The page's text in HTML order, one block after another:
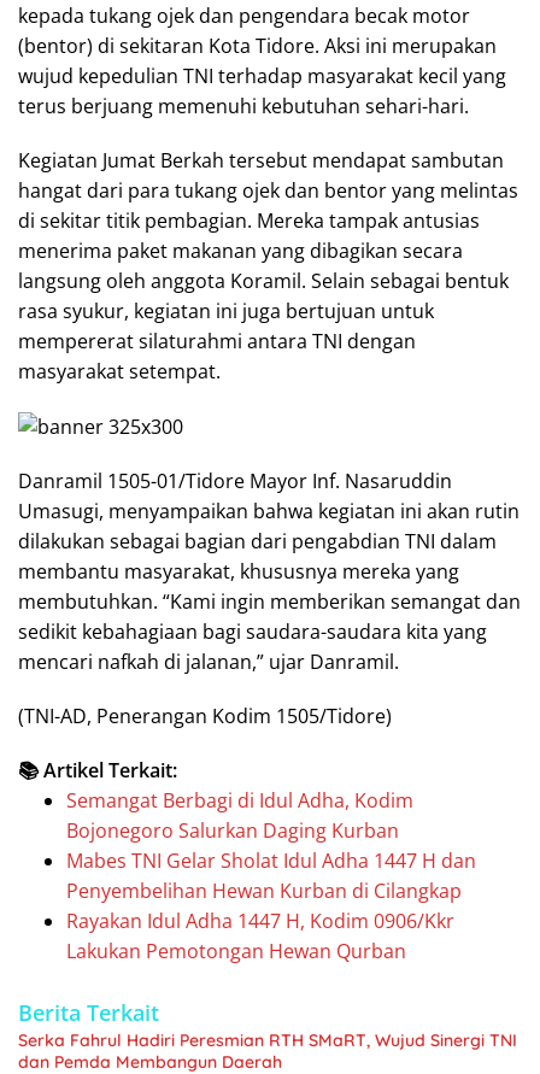
kepada tukang ojek dan pengendara becak motor
(bentor) di sekitaran Kota Tidore. Aksi ini merupakan
wujud kepedulian TNI terhadap masyarakat kecil yang
terus berjuang memenuhi kebutuhan sehari-hari.
Kegiatan Jumat Berkah tersebut mendapat sambutan
hangat dari para tukang ojek dan bentor yang melintas
di sekitar titik pembagian. Mereka tampak antusias
menerima paket makanan yang dibagikan secara
langsung oleh anggota Koramil. Selain sebagai bentuk
rasa syukur, kegiatan ini juga bertujuan untuk
mempererat silaturahmi antara TNI dengan
masyarakat setempat.
Danramil 1505-01/Tidore Mayor Inf. Nasaruddin
Umasugi, menyampaikan bahwa kegiatan ini akan rutin
dilakukan sebagai bagian dari pengabdian TNI dalam
membantu masyarakat, khususnya mereka yang
membutuhkan. “Kami ingin memberikan semangat dan
sedikit kebahagiaan bagi saudara-saudara kita yang
mencari nafkah di jalanan,” ujar Danramil.
(TNI-AD, Penerangan Kodim 1505/Tidore)
📚 Artikel Terkait:
Semangat Berbagi di Idul Adha, Kodim
Bojonegoro Salurkan Daging Kurban
Mabes TNI Gelar Sholat Idul Adha 1447 H dan
Penyembelihan Hewan Kurban di Cilangkap
Rayakan Idul Adha 1447 H, Kodim 0906/Kkr
Lakukan Pemotongan Hewan Qurban
Berita Terkait
Serka Fahrul Hadiri Peresmian RTH SMaRT, Wujud Sinergi TNI
dan Pemda Membangun Daerah